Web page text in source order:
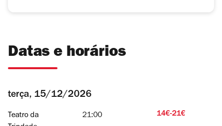
Datas e horários
terça, 15/12/2026
Teatro da
21:00 14€-21€